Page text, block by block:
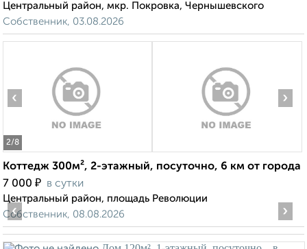
Центральный район, мкр. Покровка, Чернышевского
Собственник, 03.08.2026
2/8
‹ ›
Коттедж 300м², 2-этажный, посуточно, 6 км от города
7 000 ₽ в сутки
Центральный район, площадь Революции
Собственник, 08.08.2026
‹ ›